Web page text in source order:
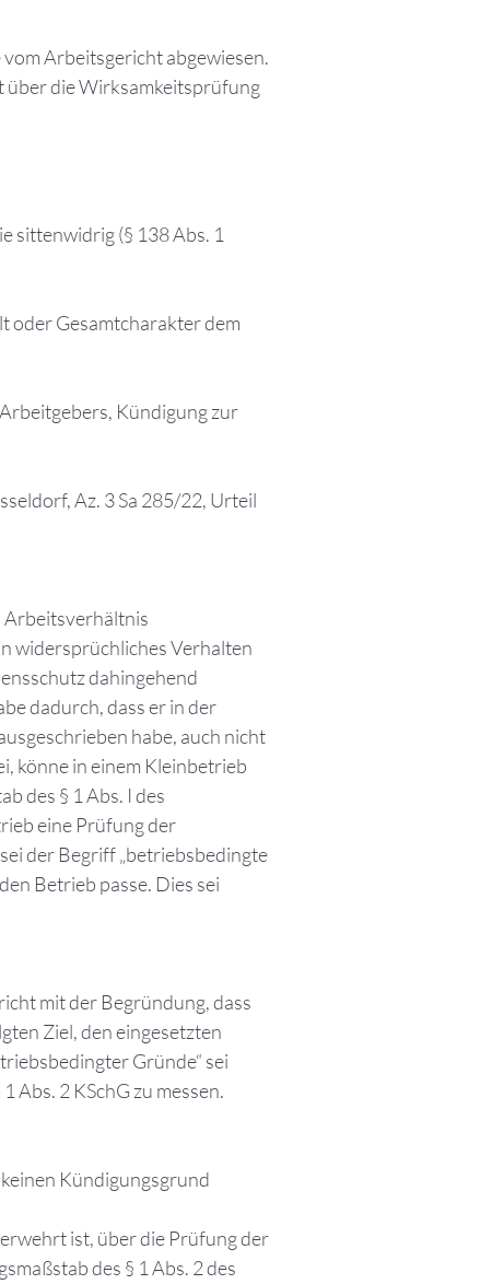
Arbeitsgericht abgewiesen.
über die Wirksamkeitsprüfung
sittenwidrig (§ 138 Abs. 1
oder Gesamtcharakter dem
Kündigung zur
Az. 3 Sa 285/22, Urteil
Arbeitsverhältnis
widersprüchliches Verhalten
dahingehend
dadurch, dass er in der
habe, auch nicht
könne in einem Kleinbetrieb
des § 1 Abs. I des
eine Prüfung der
der Begriff „betriebsbedingte
Betrieb passe. Dies sei
mit der Begründung, dass
Ziel, den eingesetzten
Gründe“ sei
Abs. 2 KSchG zu messen.
Kündigungsgrund
ist, über die Prüfung der
des § 1 Abs. 2 des